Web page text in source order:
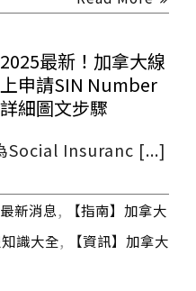
2025最新！加拿大線
上申請SIN Number
詳細圖文步驟
Social Insuranc [...]
新消息,
【指南】加拿大
識大全,
【資訊】加拿大